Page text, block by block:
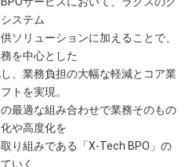
ステム
ソリューションに加えることで、
を中心とした
、業務負担の大幅な軽減とコア業
トを実現。
最適な組み合わせで業務そのもの
や高度化を
り組みである「X-Tech BPO」の
いく